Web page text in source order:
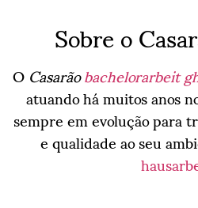
Sobre o
OCasarãobachelorarbeit
atuando há muitos anos
sempre em evolução para
e qualidade ao seu